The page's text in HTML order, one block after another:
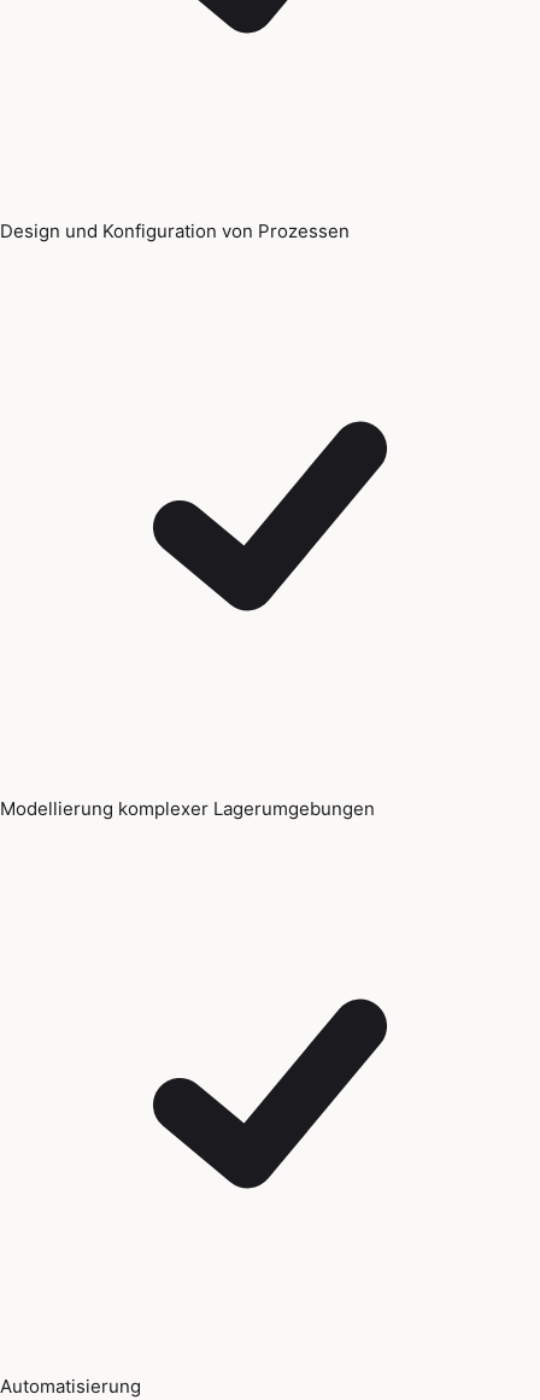
Design und Konfiguration von Prozessen
Modellierung komplexer Lagerumgebungen
Automatisierung